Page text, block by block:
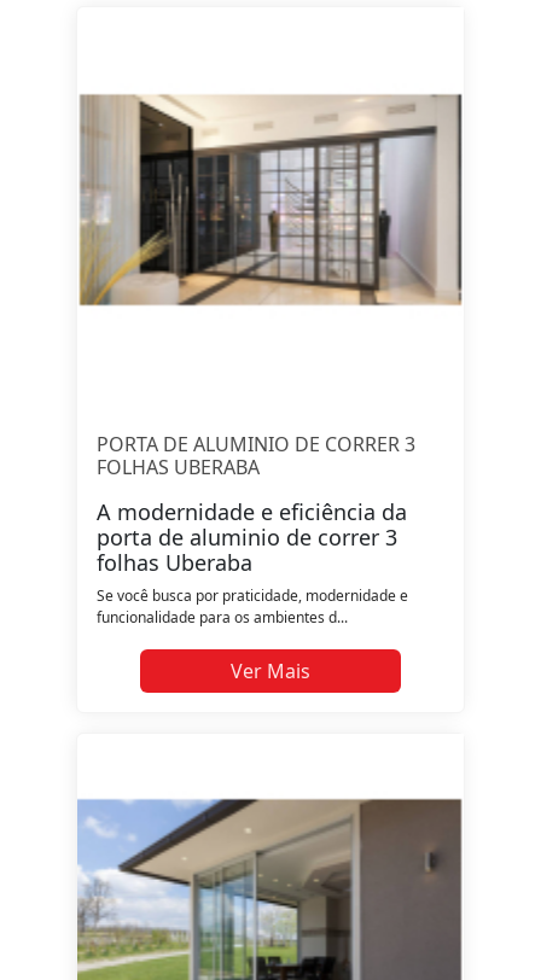
PORTA DE ALUMINIO DE CORRER 3
FOLHAS UBERABA
A modernidade e eficiência da
porta de aluminio de correr 3
folhas Uberaba
Se você busca por praticidade, modernidade e
funcionalidade para os ambientes d...
Ver Mais